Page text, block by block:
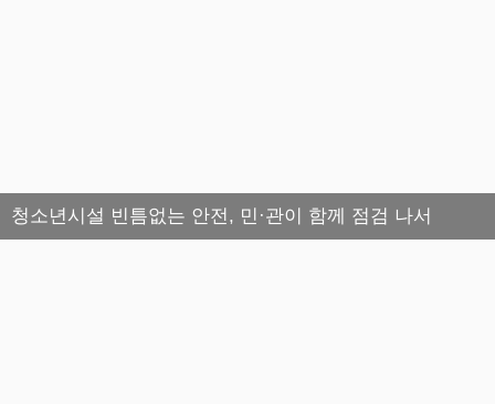
청소년시설 빈틈없는 안전, 민·관이 함께 점검 나서